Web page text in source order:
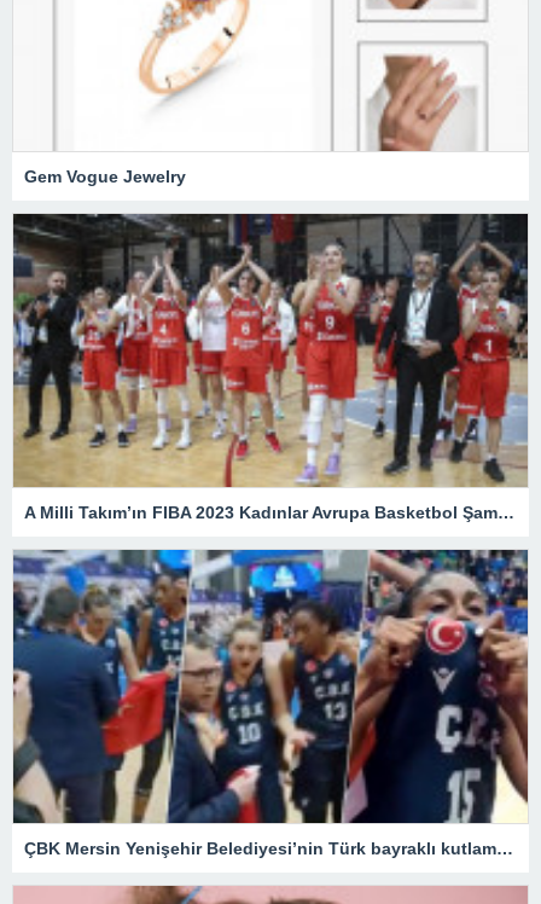
Gem Vogue Jewelry
A Milli Takım’ın FIBA 2023 Kadınlar Avrupa Basketbol Şampiyonası’nda programı belli oldu – Son Dakika Spor Haberleri
ÇBK Mersin Yenişehir Belediyesi’nin Türk bayraklı kutlamasına engel – Son Dakika Spor Haberleri